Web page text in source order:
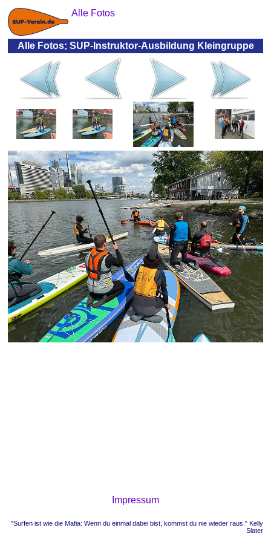
Alle Fotos
Alle Fotos; SUP-Instruktor-Ausbildung Kleingruppe
Impressum
"Surfen ist wie die Mafia: Wenn du einmal dabei bist, kommst du nie wieder raus." Kelly
Slater